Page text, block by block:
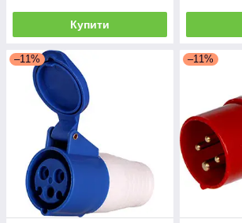
Купити
–11% –11%